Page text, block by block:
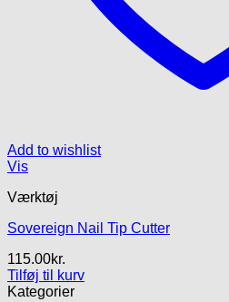
Add to wishlist
Vis
Værktøj
Sovereign Nail Tip Cutter
115.00kr.
Tilføj til kurv
Kategorier